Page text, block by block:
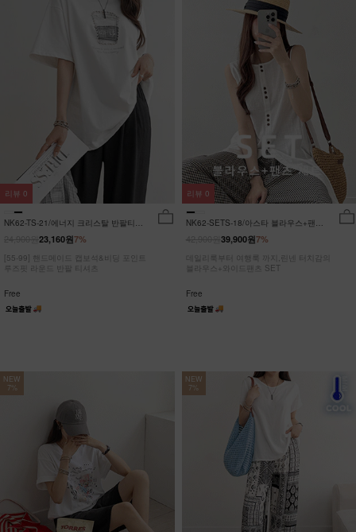
NK62-TS-21/에너지 크리스탈 반팔티
7%
23,160원
[55-99] 핸드메이드 캡보석&비딩 포인트
루즈핏 라운드 반팔 티셔츠
Free
리뷰 0
NK62-SETS-18/아스타 블라우스+팬츠
7%
39,900원
데일리룩부터 여행룩 까지,린넨 터치감의
블라우스+와이드팬츠 SET
Free
리뷰 0
NEW
7%
NEW
7%